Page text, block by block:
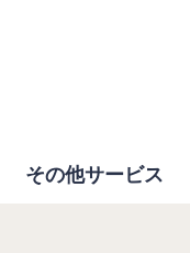
その他サービス